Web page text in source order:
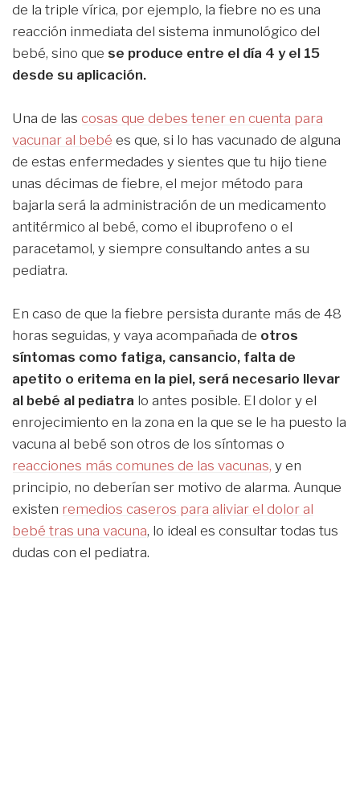
de la triple vírica, por ejemplo, la fiebre no es una
reacción inmediata del sistema inmunológico del
bebé, sino que se produce entre el día 4 y el 15
desde su aplicación.
Una de las cosas que debes tener en cuenta para
vacunar al bebé es que, si lo has vacunado de alguna
de estas enfermedades y sientes que tu hijo tiene
unas décimas de fiebre, el mejor método para
bajarla será la administración de un medicamento
antitérmico al bebé, como el ibuprofeno o el
paracetamol, y siempre consultando antes a su
pediatra.
En caso de que la fiebre persista durante más de 48
horas seguidas, y vaya acompañada de otros
síntomas como fatiga, cansancio, falta de
apetito o eritema en la piel, será necesario llevar
al bebé al pediatra lo antes posible. El dolor y el
enrojecimiento en la zona en la que se le ha puesto la
vacuna al bebé son otros de los síntomas o
reacciones más comunes de las vacunas, y en
principio, no deberían ser motivo de alarma. Aunque
existen remedios caseros para aliviar el dolor al
bebé tras una vacuna, lo ideal es consultar todas tus
dudas con el pediatra.